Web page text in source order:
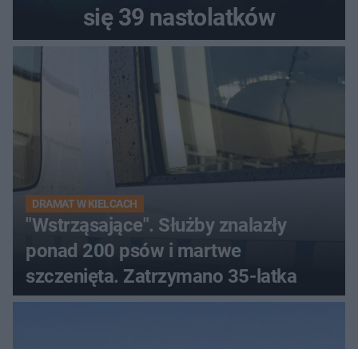
się 39 nastolatków
DRAMAT W KIELCACH
"Wstrząsające". Służby znalazły
ponad 200 psów i martwe
szczenięta. Zatrzymano 35-latka